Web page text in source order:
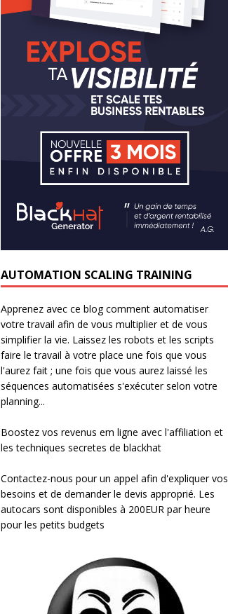
AUTOMATION SCALING TRAINING
Apprenez avec ce blog comment automatiser
votre travail afin de vous multiplier et de vous
simplifier la vie. Laissez les robots et les scripts
faire le travail à votre place une fois que vous
l'aurez fait ; une fois que vous aurez laissé les
séquences automatisées s'exécuter selon votre
planning...
Boostez vos revenus em ligne avec l'affiliation et
les techniques secretes de blackhat
Contactez-nous pour un appel afin d'expliquer vos
besoins et de demander le devis approprié. Les
autocars sont disponibles à 200EUR par heure
pour les petits budgets